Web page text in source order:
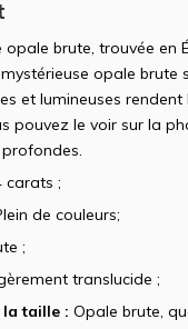
brute, trouvée en
opale
et lumineuses
pouvez le voir sur la
carats ;
de couleurs;
;
translucide ;
taille : Opale brute,